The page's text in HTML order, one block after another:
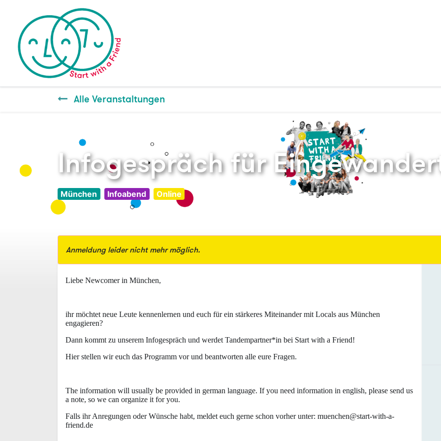
Alle Veranstaltungen
Infogespräch für
München Infoabend Online
Anmeldung leider nicht mehr möglich.
Liebe Newcomer in München,
ihr möchtet neue Leute kennenlernen und euch für ein stärkeres Miteinander mit Locals aus München
engagieren?
Dann kommt zu unserem Infogespräch und werdet Tandempartner*in bei Start with a Friend!
Hier stellen wir euch das Programm vor und beantworten alle eure Fragen.
The information will usually be provided in german language. If you need information in english, please send us
a note, so we can organize it for you.
Falls ihr Anregungen oder Wünsche habt, meldet euch gerne schon vorher unter: muenchen@start-with-a-
friend.de